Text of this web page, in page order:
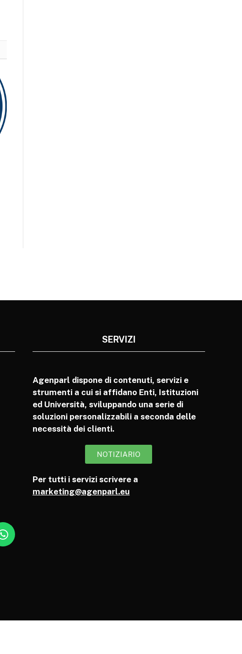
SERVIZI
Agenparl dispone di contenuti, servizi e
strumenti a cui si affidano Enti, Istituzioni
ed Università, sviluppando una serie di
soluzioni personalizzabili a seconda delle
necessità dei clienti.
NOTIZIARIO
Per tutti i servizi scrivere a
marketing@agenparl.eu